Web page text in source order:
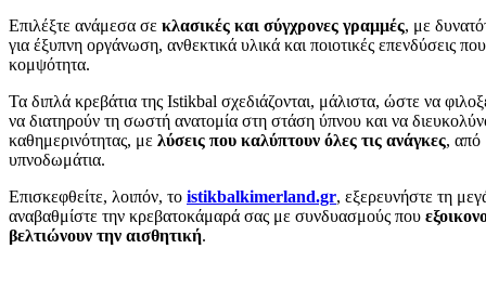
Επιλέξτε ανάμεσα σε κλασικές και σύγχρονες γραμμές, με
για έξυπνη οργάνωση, ανθεκτικά υλικά και ποιοτικές επενδύσεις
κομψότητα.
Τα διπλά κρεβάτια της Istikbal σχεδιάζονται, μάλιστα, ώστε να
να διατηρούν τη σωστή ανατομία στη στάση ύπνου και να
καθημερινότητας, με λύσεις που καλύπτουν όλες τις ανάγκες, από
υπνοδωμάτια.
Επισκεφθείτε, λοιπόν, το istikbalkimerland.gr, εξερευνήστε τη
αναβαθμίστε την κρεβατοκάμαρά σας με συνδυασμούς που
βελτιώνουν την αισθητική.